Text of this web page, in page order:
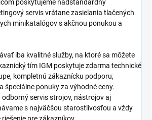
poskytujeme nadštandardný
servis vrátane zasielania tlačených
minikatalógov s akčnou ponukou a
iba kvalitné služby, na ktoré sa môžete
tím IGM poskytuje zdarma technické
kompletnú zákaznícku podporu,
špeciálne ponuky za výhodné ceny.
odborný servis strojov, nástrojov aj
s najväčšou starostlivosťou a vždy